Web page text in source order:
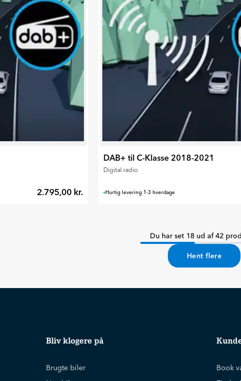
2.795,00 kr.
DAB+ til C-Klasse 2018-2021
Digital radio
Hurtig levering 1-3 hverdage
Du har set 18 ud af 42
Hent flere
Bliv klogere på
Brugte biler
Book